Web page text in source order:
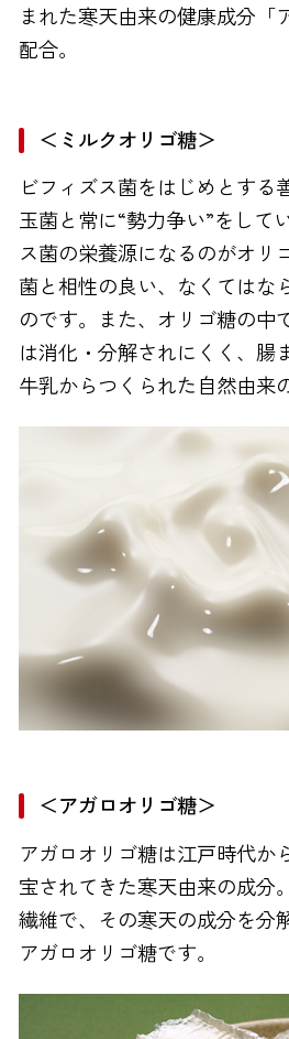
まれた寒天由来の健康成分「
配合。
＜ミルクオリゴ糖＞
ビフィズス菌をはじめとする
玉菌と常に“勢力争い”をして
ス菌の栄養源になるのがオリ
菌と相性の良い、なくてはな
のです。また、オリゴ糖の中
は消化・分解されにくく、腸
牛乳からつくられた自然由来
＜アガロオリゴ糖＞
アガロオリゴ糖は江戸時代か
宝されてきた寒天由来の成分
繊維で、その寒天の成分を分
アガロオリゴ糖です。